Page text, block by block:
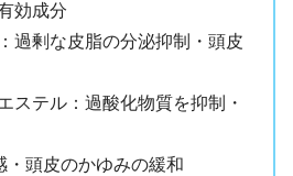
効成分
過剰な皮脂の分泌抑制・頭皮
ステル：過酸化物質を抑制・
・頭皮のかゆみの緩和